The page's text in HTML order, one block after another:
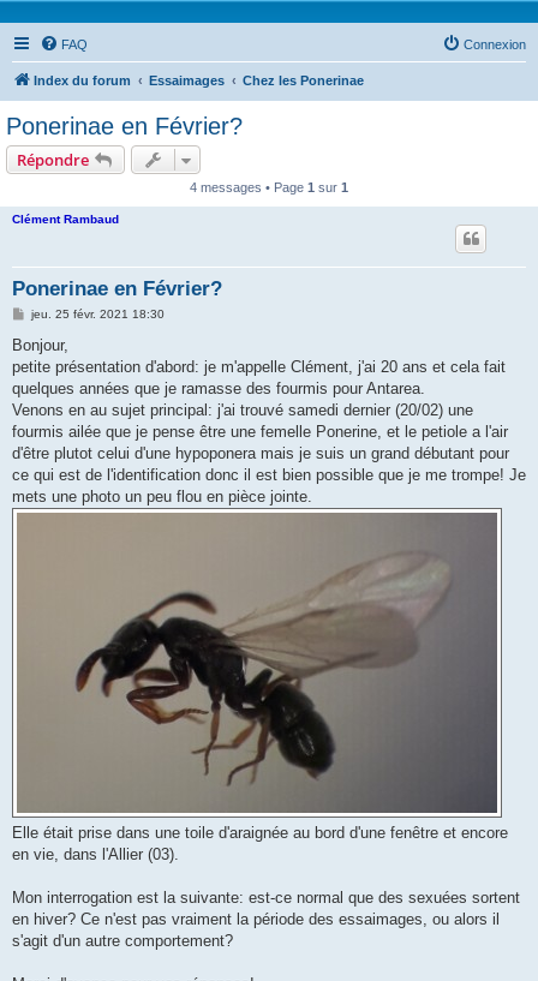
FAQ Connexion
Index du forum Essaimages Chez les Ponerinae
Ponerinae en Février?
Répondre
4 messages • Page 1 sur 1
Clément Rambaud
Ponerinae en Février?
M
s
a
g
jeu. 25 févr. 2021 18:30
Bonjour,
petite présentation d'abord: je m'appelle Clément, j'ai 20 ans et cela fait
quelques années que je ramasse des fourmis pour Antarea.
Venons en au sujet principal: j'ai trouvé samedi dernier (20/02) une
fourmis ailée que je pense être une femelle Ponerine, et le petiole a l'air
d'être plutot celui d'une hypoponera mais je suis un grand débutant pour
ce qui est de l'identification donc il est bien possible que je me trompe! Je
mets une photo un peu flou en pièce jointe.
Elle était prise dans une toile d'araignée au bord d'une fenêtre et encore
en vie, dans l'Allier (03).
Mon interrogation est la suivante: est-ce normal que des sexuées sortent
en hiver? Ce n'est pas vraiment la période des essaimages, ou alors il
s'agit d'un autre comportement?